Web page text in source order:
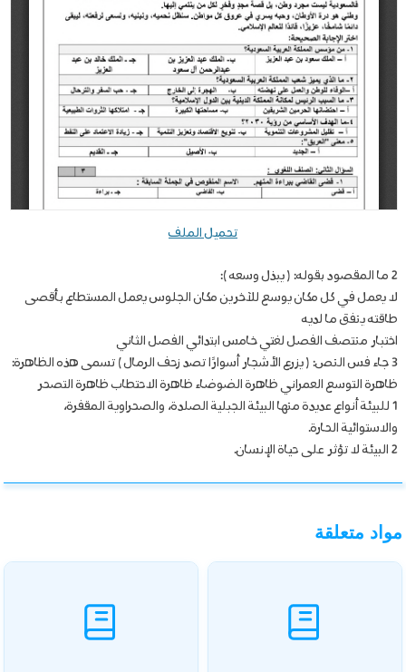
تحميل الملف
2 ما المقصود بقوله: ( يبذل وسعه ):
لا يعمل في كل مكان يوسع للآخرين مكان الجلوس يعمل المستطاع بأقصى
طاقته ينفق ما لديه
اختبار منتصف الفصل لغتي خامس ابتدائي الفصل الثاني
3 جاء فس النص: ( يزرع الأشجار أسوارًا تصد زحف الرمال ) تسمى هذه الظاهرة:
ظاهرة التوسع العمراني ظاهرة الضوضاء ظاهرة الاحتطاب ظاهرة التصحر
1 للبيئة أنواع عديدة منها البيئة الجبلية الصلدة، والصحراوية المقفرة،
والاستوائية الحارة.
2 البيئة لا تؤثر على حياة الإنسان.
مواد متعلقة